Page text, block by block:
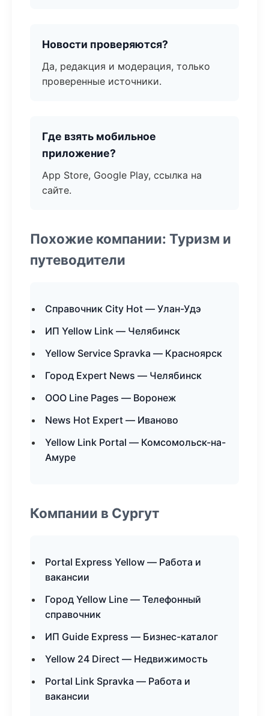
Новости проверяются?
Да, редакция и модерация, только
проверенные источники.
Где взять мобильное
приложение?
App Store, Google Play, ссылка на
сайте.
Похожие компании: Туризм и
путеводители
Справочник City Hot — Улан-Удэ
ИП Yellow Link — Челябинск
Yellow Service Spravka — Красноярск
Город Expert News — Челябинск
ООО Line Pages — Воронеж
News Hot Expert — Иваново
Yellow Link Portal — Комсомольск-на-
Амуре
Компании в Сургут
Portal Express Yellow — Работа и
вакансии
Город Yellow Line — Телефонный
справочник
ИП Guide Express — Бизнес-каталог
Yellow 24 Direct — Недвижимость
Portal Link Spravka — Работа и
вакансии